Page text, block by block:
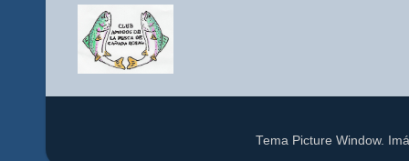
Tema Picture Window.